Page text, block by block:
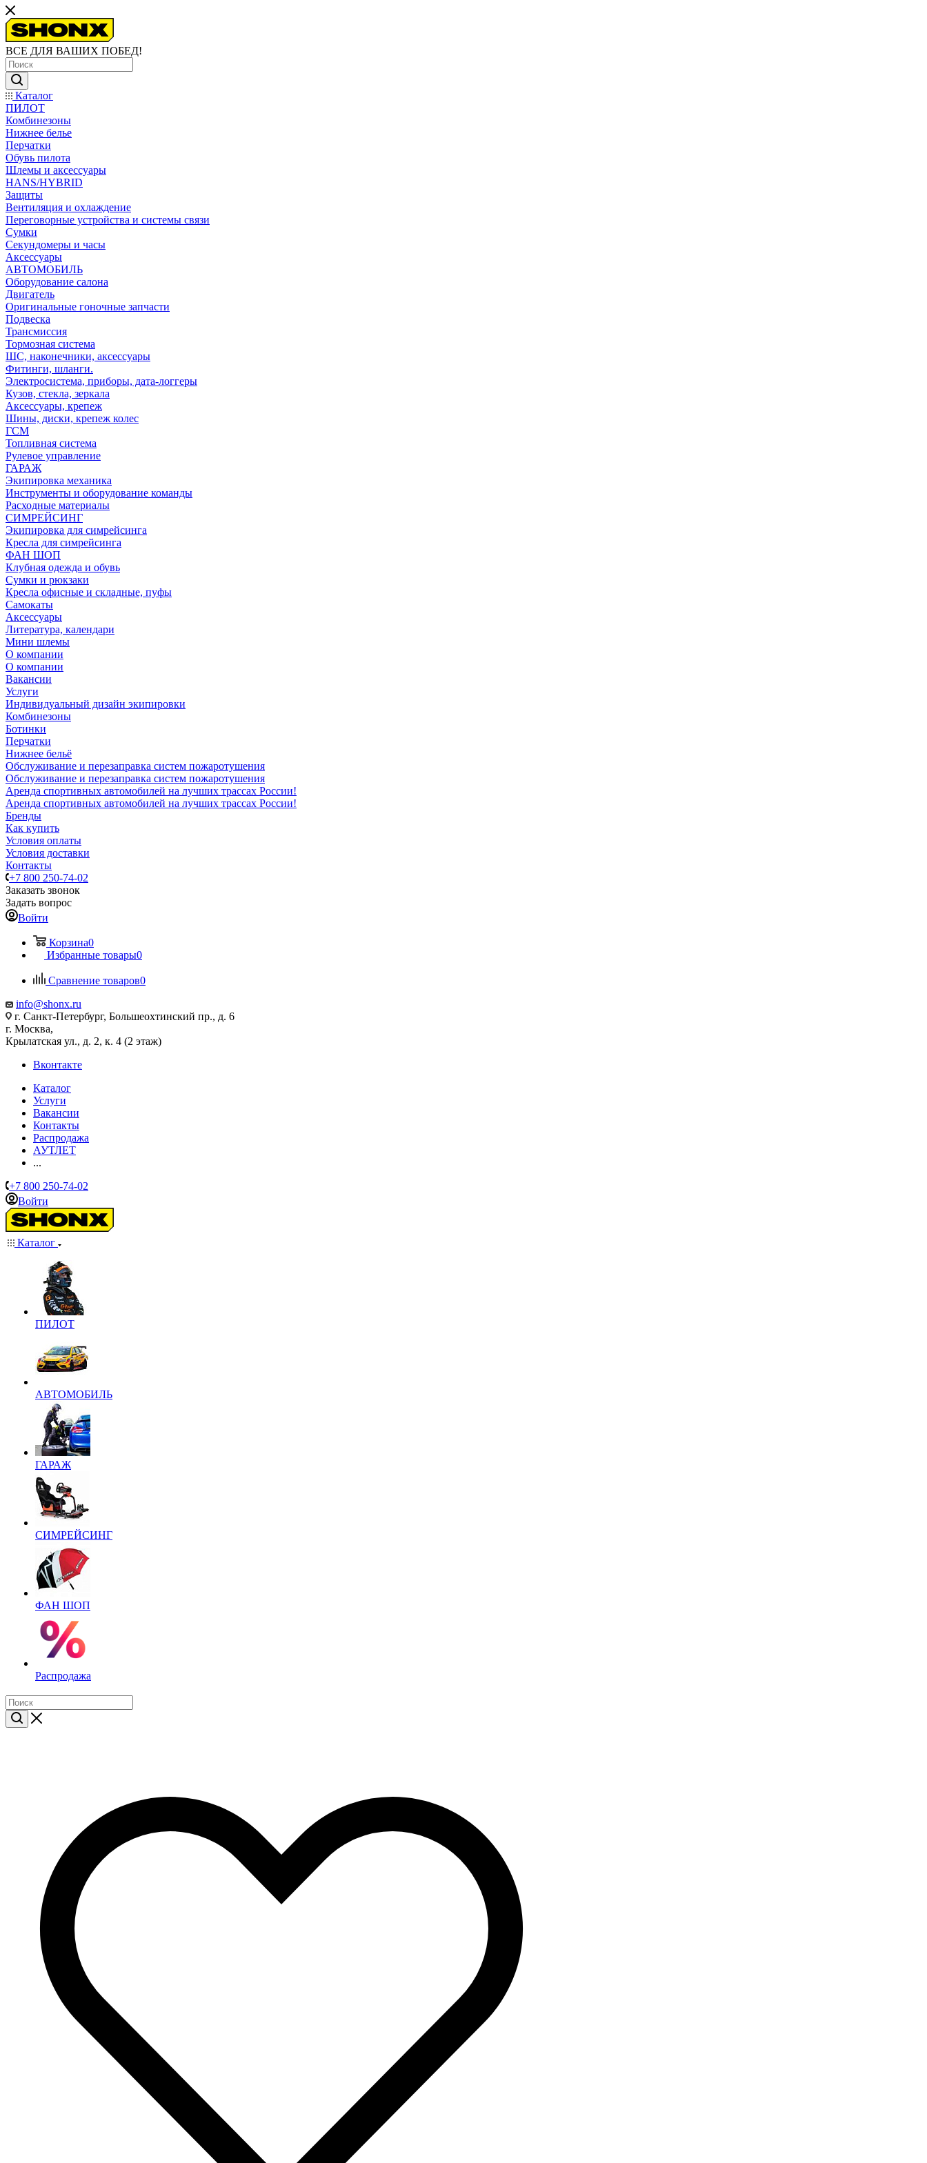
ВСЕ ДЛЯ ВАШИХ ПОБЕД!
Каталог
ПИЛОТ
Комбинезоны
Нижнее белье
Перчатки
Обувь пилота
Шлемы и аксессуары
HANS/HYBRID
Защиты
Вентиляция и охлаждение
Переговорные устройства и системы связи
Сумки
Секундомеры и часы
Аксессуары
АВТОМОБИЛЬ
Оборудование салона
Двигатель
Оригинальные гоночные запчасти
Подвеска
Трансмиссия
Тормозная система
ШС, наконечники, аксессуары
Фитинги, шланги.
Электросистема, приборы, дата-логгеры
Кузов, стекла, зеркала
Аксессуары, крепеж
Шины, диски, крепеж колес
ГСМ
Топливная система
Рулевое управление
ГАРАЖ
Экипировка механика
Инструменты и оборудование команды
Расходные материалы
СИМРЕЙСИНГ
Экипировка для симрейсинга
Кресла для симрейсинга
ФАН ШОП
Клубная одежда и обувь
Сумки и рюкзаки
Кресла офисные и складные, пуфы
Самокаты
Аксессуары
Литература, календари
Мини шлемы
О компании
О компании
Вакансии
Услуги
Индивидуальный дизайн экипировки
Комбинезоны
Ботинки
Перчатки
Нижнее бельё
Обслуживание и перезаправка систем пожаротушения
Обслуживание и перезаправка систем пожаротушения
Аренда спортивных автомобилей на лучших трассах России!
Аренда спортивных автомобилей на лучших трассах России!
Бренды
Как купить
Условия оплаты
Условия доставки
Контакты
+7 800 250-74-02
Заказать звонок
Задать вопрос
Войти
Корзина0
Избранные товары0
Сравнение товаров0
info@shonx.ru
г. Санкт-Петербург, Большеохтинский пр., д. 6
г. Москва,
Крылатская ул., д. 2, к. 4 (2 этаж)
Вконтакте
Каталог
Услуги
Вакансии
Контакты
Распродажа
АУТЛЕТ
...
+7 800 250-74-02
Войти
Каталог
ПИЛОТ
АВТОМОБИЛЬ
ГАРАЖ
СИМРЕЙСИНГ
ФАН ШОП
Распродажа